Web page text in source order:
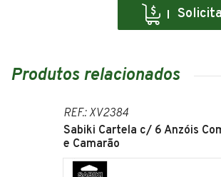
Produtos relacionados
REF.: XV2384
Sabiki Cartela c/ 6 Anzóis
e Camarão